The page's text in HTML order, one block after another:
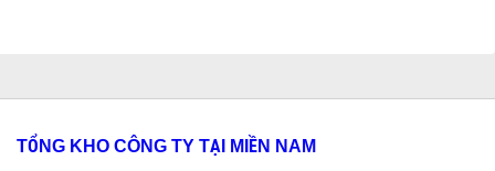
TỔNG KHO CÔNG TY TẠI MIỀN NAM